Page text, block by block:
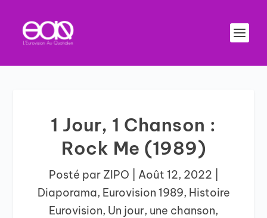
1 Jour, 1 Chanson :
Rock Me (1989)
Posté par ZIPO Août 12, 2022
Diaporama, Eurovision 1989, Histoire
Eurovision, Un jour, une chanson,